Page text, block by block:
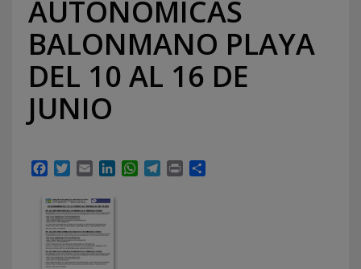
AUTONÓMICAS
BALONMANO PLAYA
DEL 10 AL 16 DE
JUNIO
Facebook
TwitterEmailLinkedInWhatsApp
Telegram
Print